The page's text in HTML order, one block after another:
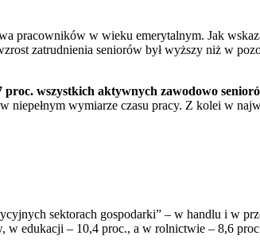
pracowników w wieku emerytalnym. Jak
zatrudnienia seniorów był wyższy niż w
wszystkich aktywnych zawodowo
niepełnym wymiarze czasu pracy. Z kolei w
sektorach gospodarki” – w handlu i w
w edukacji – 10,4 proc., a w rolnictwie – 8,6